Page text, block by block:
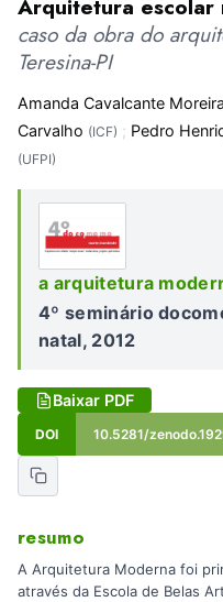
Arquitetura escolar
caso da obra do
Teresina-PI
Amanda Cavalcante Moreira
Carvalho (ICF) ; Pedro
(UFPI)
a arquitetura
4º seminário
natal, 2012
Baixar PDF
DOI 10.5281/
resumo
A Arquitetura Moderna foi
através da Escola de Belas